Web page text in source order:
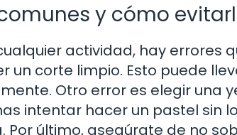
y cómo
actividad, hay errores
un corte limpio. Esto puede
Otro error es elegir una
intentar hacer un pastel sin
Por último, asegúrate de no